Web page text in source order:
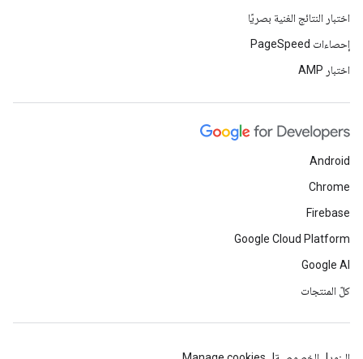
اختبار النتائج الغنية بصريًا
إحصاءات PageSpeed
اختبار AMP
Android
Chrome
Firebase
Google Cloud Platform
Google AI
كلّ المنتجات